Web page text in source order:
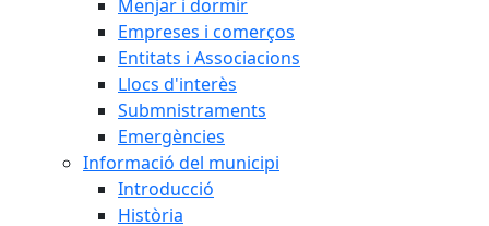
Menjar i dormir
Empreses i comerços
Entitats i Associacions
Llocs d'interès
Submnistraments
Emergències
Informació del municipi
Introducció
Història